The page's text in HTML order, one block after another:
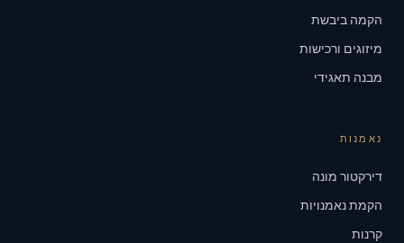
הקמה ביבשת
מיזוגים ורכישות
מבנה תאגידי
נאמנות
דירקטור מונה
הקמת נאמנויות
קרנות